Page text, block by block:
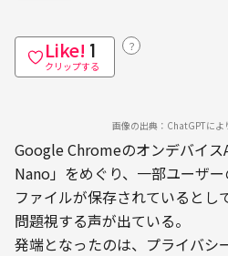
Like! 1
クリップする
？
画像の出典：ChatGPTによ
Google Chromeのオンデバイ
Nano」をめぐり、一部ユーザ
ファイルが保存されているとし
問題視する声が出ている。
発端となったのは、プライバシ